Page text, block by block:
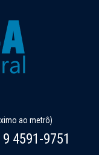
ao metrô)
4591-9751